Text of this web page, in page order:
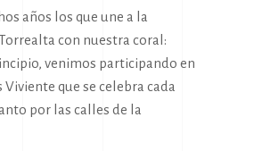
años los que une a la
con nuestra coral:
venimos participando en
Viviente que se celebra cada
por las calles de la